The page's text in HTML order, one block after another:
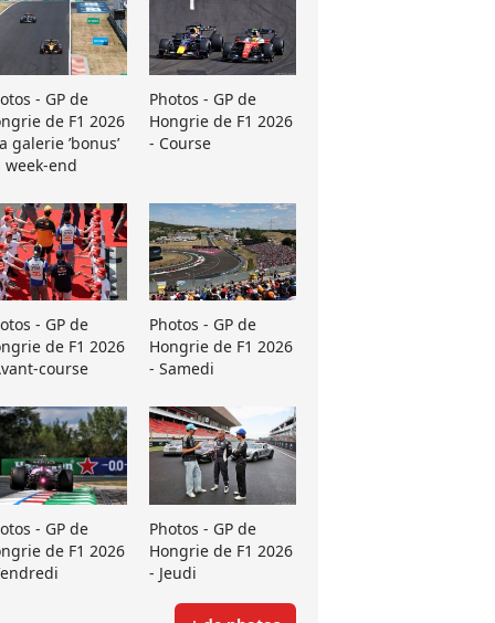
- GP de
de F1 2026
galerie ’bonus’
week-end
Photos - GP de
Hongrie de F1 2026
- Course
- GP de
de F1 2026
course
Photos - GP de
Hongrie de F1 2026
- Samedi
- GP de
de F1 2026
Photos - GP de
Hongrie de F1 2026
- Jeudi